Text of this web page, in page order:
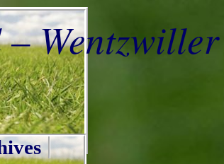
Wentzwiller